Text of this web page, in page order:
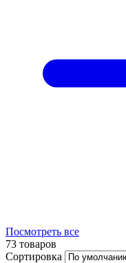
Посмотреть все
73 товаров
Сортировка